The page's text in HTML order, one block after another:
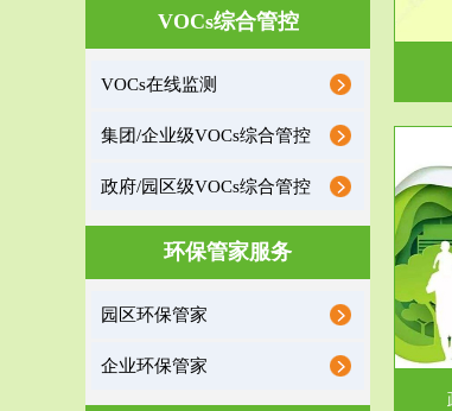
VOCs综合管控
VOCs在线监测
集团/企业级VOCs综合管控
政府/园区级VOCs综合管控
环保管家服务
园区环保管家
企业环保管家
收监管的重要辅助...
政府/园区级VOCs综合管控服务
根据《石化行业挥发性有机物综合整治方案》文
受